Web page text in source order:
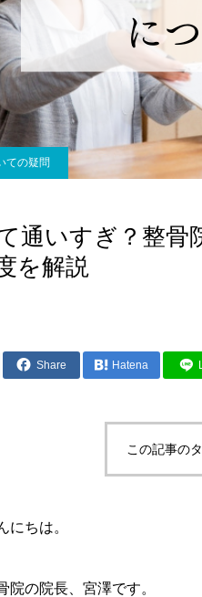
ての疑問
通いすぎ？整骨
を解説
Share Hatena
この記事の
にちは。
院の院長、宮澤です。